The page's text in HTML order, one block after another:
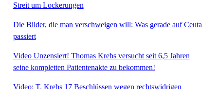
Streit um Lockerungen
Die Bilder, die man verschweigen will: Was gerade auf Ceuta
passiert
Video Unzensiert! Thomas Krebs versucht seit 6,5 Jahren
seine kompletten Patientenakte zu bekommen!
Video: T. Krebs 17 Beschlüssen wegen rechtswidrigen